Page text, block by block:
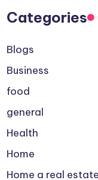
Categories
Blogs
Business
food
general
Health
Home
Home a real estate